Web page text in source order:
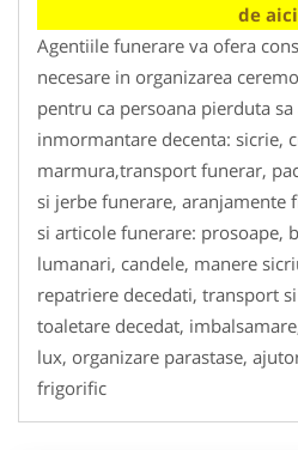
de aici
Agentiile funerare va ofera
necesare in organizarea
pentru ca persoana pierduta
inmormantare decenta: sicrie,
marmura,transport funerar,
si jerbe funerare, aranjamente
si articole funerare: prosoape,
lumanari, candele, manere
repatriere decedati, transport
toaletare decedat,
lux, organizare parastase,
frigorific